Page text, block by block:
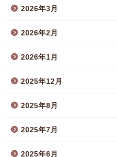
2026年3月
2026年2月
2026年1月
2025年12月
2025年8月
2025年7月
2025年6月